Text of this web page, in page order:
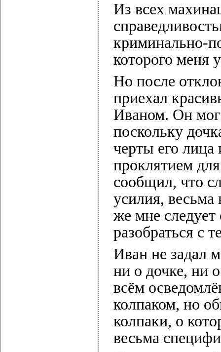
Из всех
криминально-
которого меня
Но после
приехал
Иваном. Он
поскольку
черты его
проклятием
сообщил, что
усилия, весьма
же мне следует
разобраться с
Иван не задал
ни о дочке, ни
всём
колпаком, но
колпаки, о
весьма